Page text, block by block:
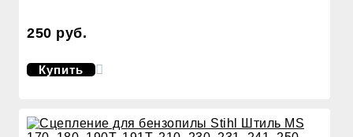
250 руб.
Купить